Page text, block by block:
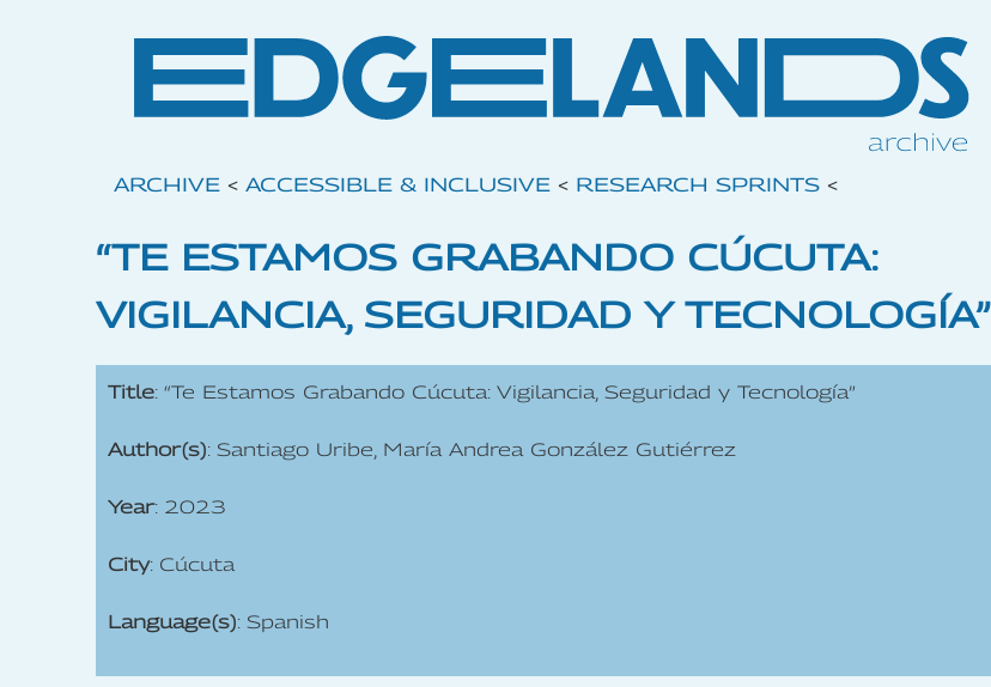
ARCHIVE < ACCESSIBLE & INCLUSIVE < RESEARCH SPRINTS <
“TE ESTAMOS GRABANDO CÚCUTA:
VIGILANCIA, SEGURIDAD Y TECNOLOGÍA”
Title: “Te Estamos Grabando Cúcuta: Vigilancia, Seguridad y Tecnología”
Author(s): Santiago Uribe, María Andrea González Gutiérrez
Year: 2023
City: Cúcuta
Language(s): Spanish